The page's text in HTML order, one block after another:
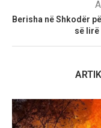
Berisha në Shkodër
së lirë